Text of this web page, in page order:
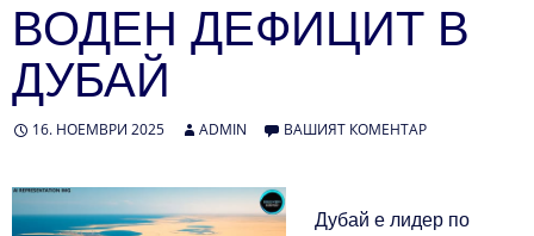
ВОДЕН ДЕФИЦИТ В
ДУБАЙ
16. НОЕМВРИ 2025 ADMIN ВАШИЯТ КОМЕНТАР
Дубай е лидер по